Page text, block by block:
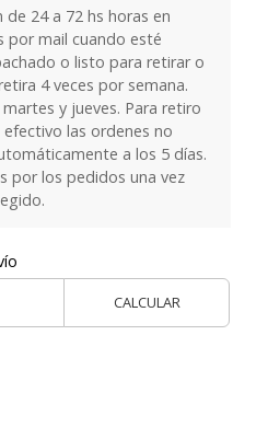
24 a 72 hs horas en
por mail cuando esté
o listo para retirar o
4 veces por semana.
y jueves. Para retiro
las ordenes no
a los 5 días.
por los pedidos una vez
CALCULAR